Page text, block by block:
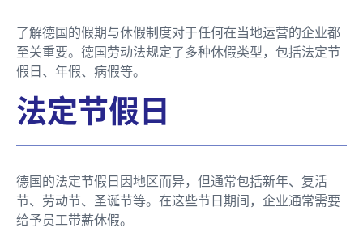
了解德国的假期与休假制度对于任何在当地运营的企业都
至关重要。德国劳动法规定了多种休假类型，包括法定节
假日、年假、病假等。
法定节假日
德国的法定节假日因地区而异，但通常包括新年、复活
节、劳动节、圣诞节等。在这些节日期间，企业通常需要
给予员工带薪休假。